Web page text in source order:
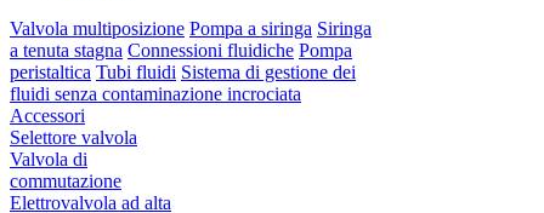
Valvola multiposizione Pompa a siringa Siringa
a tenuta stagna Connessioni fluidiche Pompa
peristaltica Tubi fluidi Sistema di gestione dei
fluidi senza contaminazione incrociata
Accessori
Selettore valvola
Valvola di
commutazione
Elettrovalvola ad alta